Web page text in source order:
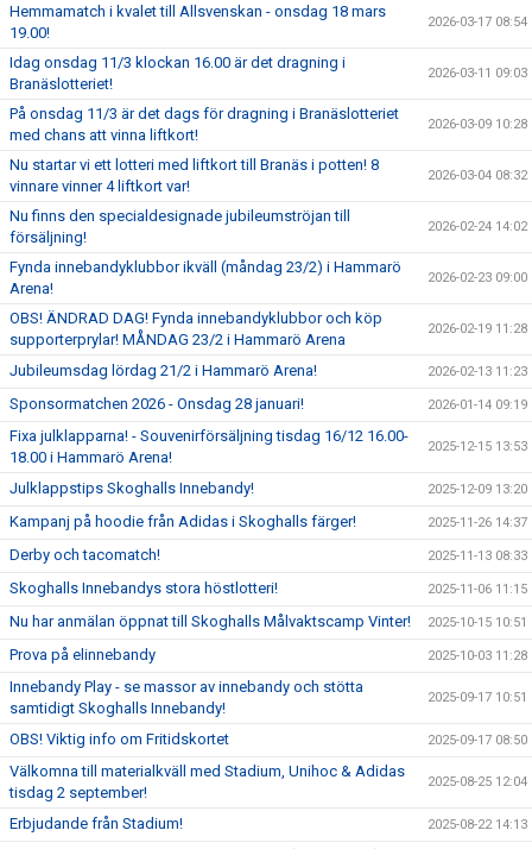
Hemmamatch i kvalet till Allsvenskan - onsdag 18 mars
19.00!
2026-03-17 08:54
Idag onsdag 11/3 klockan 16.00 är det dragning i
Branäslotteriet!
2026-03-11 09:03
På onsdag 11/3 är det dags för dragning i Branäslotteriet
med chans att vinna liftkort!
2026-03-09 10:28
Nu startar vi ett lotteri med liftkort till Branäs i potten! 8
vinnare vinner 4 liftkort var!
2026-03-04 08:32
Nu finns den specialdesignade jubileumströjan till
försäljning!
2026-02-24 14:02
Fynda innebandyklubbor ikväll (måndag 23/2) i Hammarö
Arena!
2026-02-23 09:00
OBS! ÄNDRAD DAG! Fynda innebandyklubbor och köp
supporterprylar! MÅNDAG 23/2 i Hammarö Arena
2026-02-19 11:28
Jubileumsdag lördag 21/2 i Hammarö Arena! 2026-02-13 11:23
Sponsormatchen 2026 - Onsdag 28 januari! 2026-01-14 09:19
Fixa julklapparna! - Souvenirförsäljning tisdag 16/12 16.00-
18.00 i Hammarö Arena!
2025-12-15 13:53
Julklappstips Skoghalls Innebandy! 2025-12-09 13:20
Kampanj på hoodie från Adidas i Skoghalls färger! 2025-11-26 14:37
Derby och tacomatch! 2025-11-13 08:33
Skoghalls Innebandys stora höstlotteri! 2025-11-06 11:15
Nu har anmälan öppnat till Skoghalls Målvaktscamp Vinter! 2025-10-15 10:51
Prova på elinnebandy 2025-10-03 11:28
Innebandy Play - se massor av innebandy och stötta
samtidigt Skoghalls Innebandy!
2025-09-17 10:51
OBS! Viktig info om Fritidskortet 2025-09-17 08:50
Välkomna till materialkväll med Stadium, Unihoc & Adidas
tisdag 2 september!
2025-08-25 12:04
Erbjudande från Stadium! 2025-08-22 14:13